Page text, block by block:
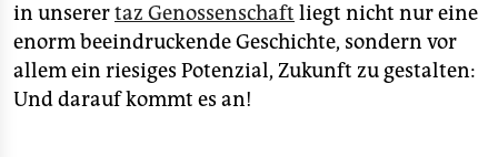
in unserertaz Genossenschaft liegt nicht nur eine
enorm beeindruckende Geschichte, sondern vor
allem ein riesiges Potenzial, Zukunft zu gestalten:
Und darauf kommt es an!